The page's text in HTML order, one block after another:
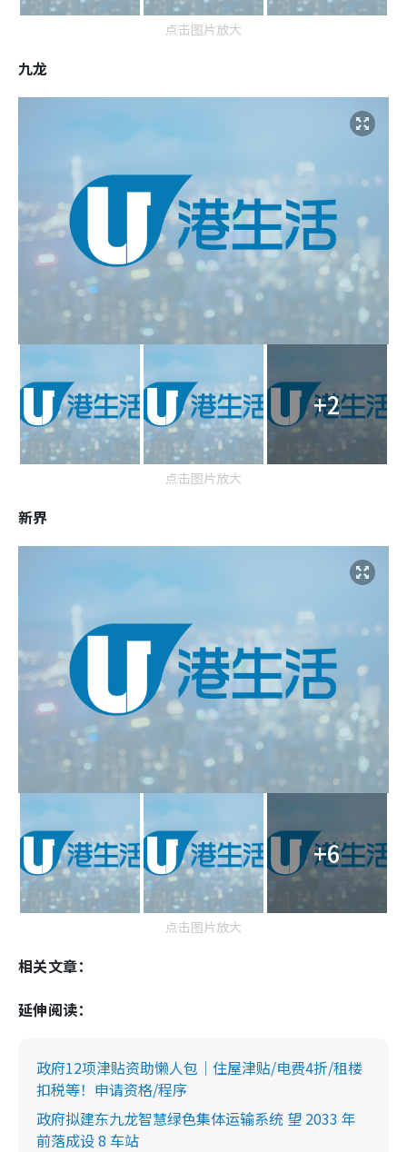
点击图片放大
九龙
+2
点击图片放大
新界
+6
点击图片放大
相关文章：
延伸阅读：
政府12项津贴资助懒人包｜住屋津贴/电费4折/租楼
扣税等！申请资格/程序
政府拟建东九龙智慧绿色集体运输系统 望 2033 年
前落成设 8 车站